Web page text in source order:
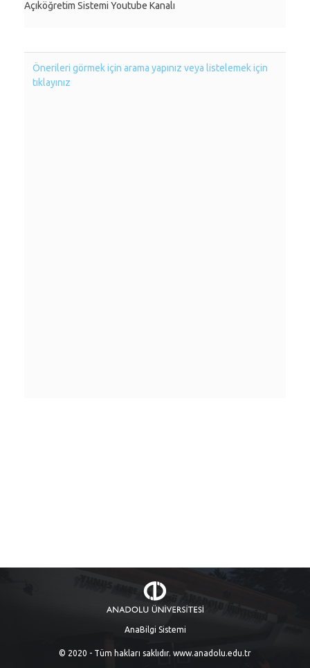
Açıköğretim Sistemi Youtube Kanalı
Önerileri görmek için arama yapınız veya listelemek için
tıklayınız
AnaBilgi Sistemi
© 2020 - Tüm hakları saklıdır. www.anadolu.edu.tr